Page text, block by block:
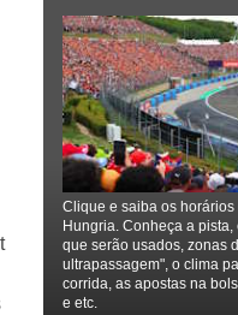
Clique e saiba os horários
Hungria. Conheça a pista,
que serão usados, zonas
ultrapassagem", o clima
corrida, as apostas na
e etc.